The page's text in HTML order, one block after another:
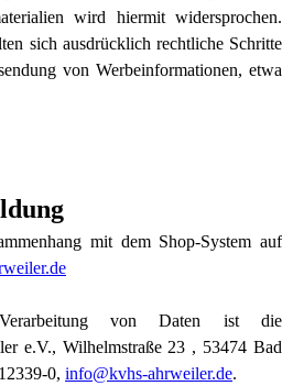
wird hiermit widersprochen.
sich ausdrücklich rechtliche Schritte
von Werbeinformationen, etwa
mit dem Shop-System auf
von Daten ist die
e.V., Wilhelmstraße 23 , 53474 Bad
0, info@kvhs-ahrweiler.de.